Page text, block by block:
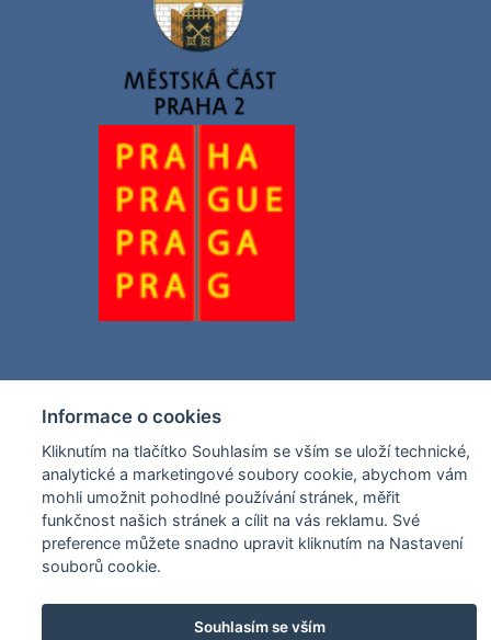
Informace o cookies
Kliknutím na tlačítko Souhlasím se vším se uloží technické,
analytické a marketingové soubory cookie, abychom vám
mohli umožnit pohodlné používání stránek, měřit
funkčnost našich stránek a cílit na vás reklamu. Své
preference můžete snadno upravit kliknutím na Nastavení
souborů cookie.
Souhlasím se vším